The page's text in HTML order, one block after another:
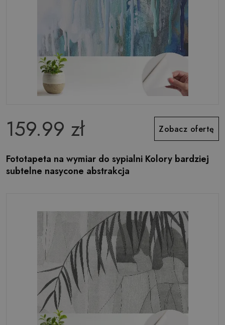
159.99 zł Zobacz ofertę
Fototapeta na wymiar do sypialni Kolory bardziej
subtelne nasycone abstrakcja